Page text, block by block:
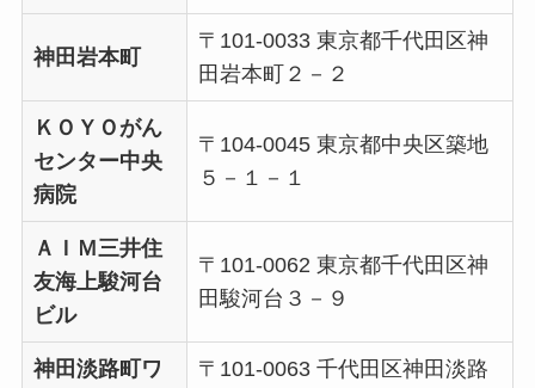
神田岩本町
〒101-0033 東京都千代田区神
田岩本町２－２
ＫＯＹＯがん
センター中央
病院
〒104-0045 東京都中央区築地
５－１－１
ＡＩＭ三井住
友海上駿河台
ビル
〒101-0062 東京都千代田区神
田駿河台３－９
神田淡路町ワ
〒101-0063 千代田区神田淡路